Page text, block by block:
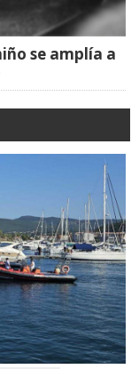
se amplía a